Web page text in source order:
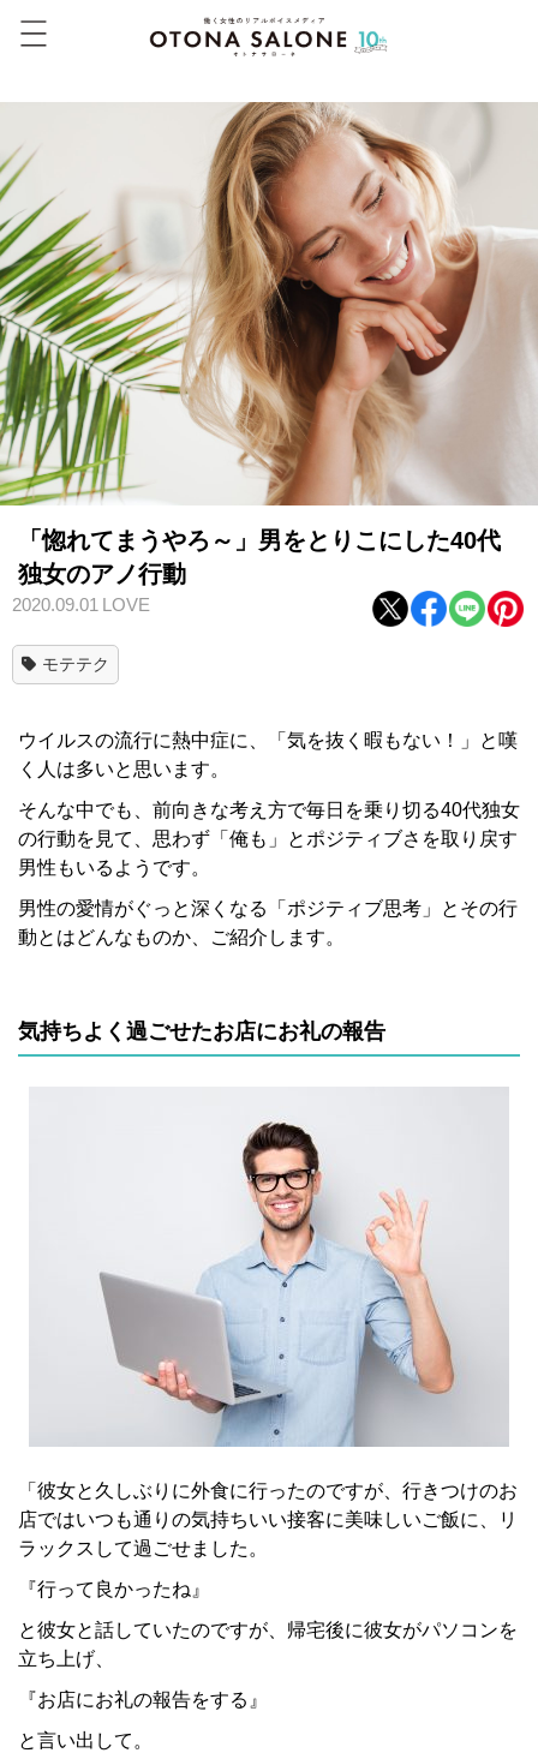
「惚れてまうやろ～」男をとりこにした40代
独女のアノ行動
2020.09.01 LOVE
モテテク
ウイルスの流行に熱中症に、「気を抜く暇もない！」と嘆
く人は多いと思います。
そんな中でも、前向きな考え方で毎日を乗り切る40代独女
の行動を見て、思わず「俺も」とポジティブさを取り戻す
男性もいるようです。
男性の愛情がぐっと深くなる「ポジティブ思考」とその行
動とはどんなものか、ご紹介します。
気持ちよく過ごせたお店にお礼の報告
「彼女と久しぶりに外食に行ったのですが、行きつけのお
店ではいつも通りの気持ちいい接客に美味しいご飯に、リ
ラックスして過ごせました。
『行って良かったね』
と彼女と話していたのですが、帰宅後に彼女がパソコンを
立ち上げ、
『お店にお礼の報告をする』
と言い出して。